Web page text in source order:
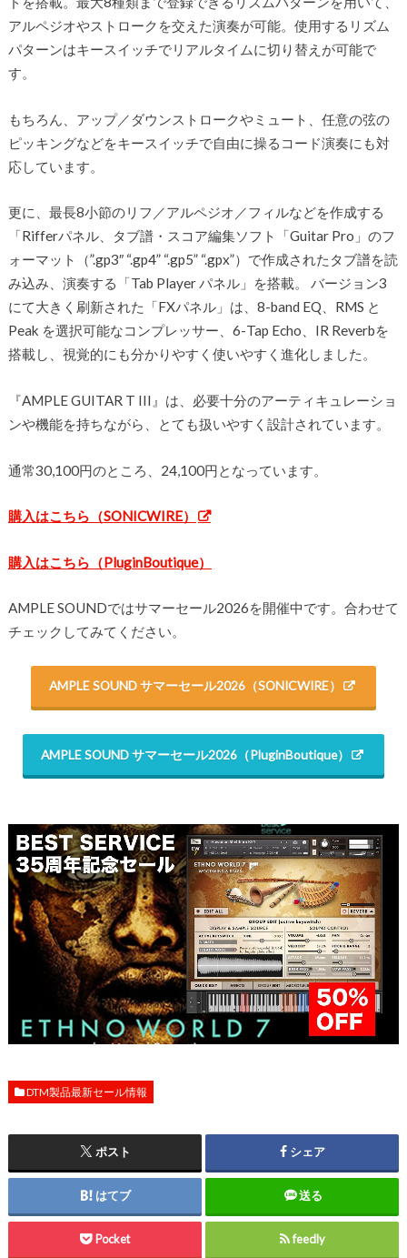
アルペジオやストロークを交えた演奏が可能。使用するリズム
パターンはキースイッチでリアルタイムに切り替えが可能で
す。
もちろん、アップ／ダウンストロークやミュート、任意の弦の
ピッキングなどをキースイッチで自由に操るコード演奏にも対
応しています。
更に、最長8小節のリフ／アルペジオ／フィルなどを作成する
「Rifferパネル、タブ譜・スコア編集ソフト「Guitar Pro」のフ
ォーマット（”.gp3″ “.gp4” “.gp5” “.gpx”）で作成されたタブ譜を読
み込み、演奏する「Tab Player パネル」を搭載。 バージョン3
にて大きく刷新された「FXパネル」は、8-band EQ、RMS と
Peak を選択可能なコンプレッサー、6-Tap Echo、IR Reverbを
搭載し、視覚的にも分かりやすく使いやすく進化しました。
『AMPLE GUITAR T III』は、必要十分のアーティキュレーショ
ンや機能を持ちながら、とても扱いやすく設計されています。
通常30,100円のところ、24,100円となっています。
購入はこちら（SONICWIRE）
購入はこちら（PluginBoutique）
AMPLE SOUNDではサマーセール2026を開催中です。合わせて
チェックしてみてください。
AMPLE SOUND サマーセール2026（SONICWIRE）
AMPLE SOUND サマーセール2026（PluginBoutique）
DTM製品最新セール情報
ポスト シェア
はてブ 送る
Pocket feedly